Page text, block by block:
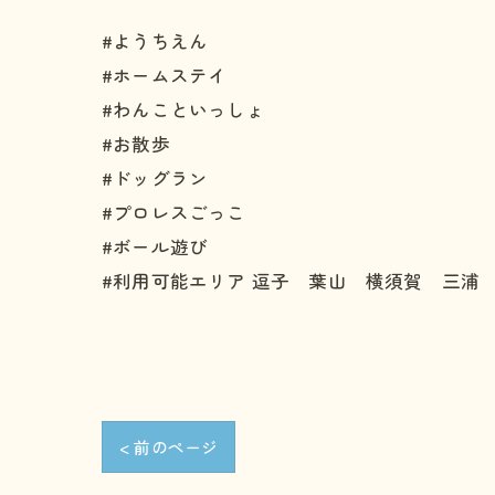
#ようちえん
#ホームステイ
#わんこといっしょ
#お散歩
#ドッグラン
#プロレスごっこ
#ボール遊び
#利用可能エリア 逗子 葉山 横須賀 三浦
< 前のページ